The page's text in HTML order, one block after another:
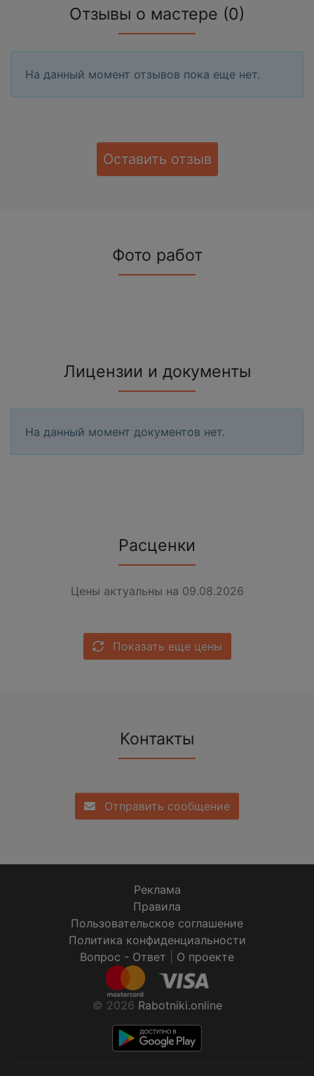
Отзывы о мастере (0)
На данный момент отзывов пока еще нет.
Оставить отзыв
Фото работ
Лицензии и документы
На данный момент документов нет.
Расценки
Цены актуальны на 09.08.2026
Показать еще цены
Контакты
Отправить сообщение
Реклама
Правила
Пользовательское соглашение
Политика конфиденциальности
Вопрос - Ответ
О проекте
© 2026 Rabotniki.online